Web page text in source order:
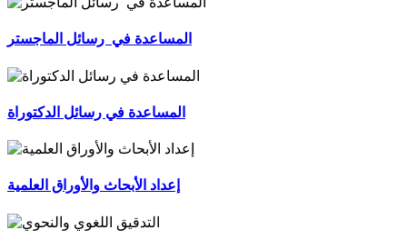
المساعدة في رسائل الماجستر
المساعدة في رسائل الدكتوراة
إعداد الأبحاث والأوراق العلمية